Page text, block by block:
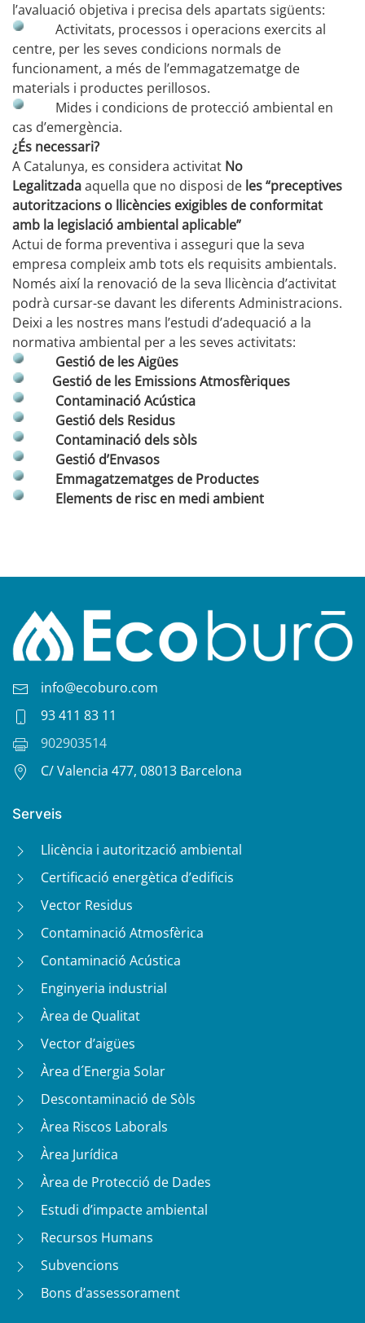
l’avaluació objetiva i precisa dels apartats sigüents:
Activitats, processos i operacions exercits al
centre, per les seves condicions normals de
funcionament, a més de l’emmagatzematge de
materials i productes perillosos.
Mides i condicions de protecció ambiental en
cas d’emergència.
¿És necessari?
A Catalunya, es considera activitat No
Legalitzadaaquella que no disposi de les “preceptives
autoritzacions o llicències exigibles de conformitat
amb la legislació ambiental aplicable”
Actui de forma preventiva i asseguri que la seva
empresa compleix amb tots els requisits ambientals.
Només així la renovació de la seva llicència d’activitat
podrà cursar-se davant les diferents Administracions.
Deixi a les nostres mans l’estudi d’adequació a la
normativa ambiental per a les seves activitats:
Gestió de les Aigües
Gestió de les Emissions Atmosfèriques
Contaminació Acústica
Gestió dels Residus
Contaminació dels sòls
Gestió d’Envasos
Emmagatzematges de Productes
Elements de risc en medi ambient
info@ecoburo.com
93 411 83 11
902903514
C/ Valencia 477, 08013 Barcelona
Serveis
Llicència i autorització ambiental
Certificació energètica d’edificis
Vector Residus
Contaminació Atmosfèrica
Contaminació Acústica
Enginyeria industrial
Àrea de Qualitat
Vector d’aigües
Àrea d´Energia Solar
Descontaminació de Sòls
Àrea Riscos Laborals
Àrea Jurídica
Àrea de Protecció de Dades
Estudi d’impacte ambiental
Recursos Humans
Subvencions
Bons d’assessorament